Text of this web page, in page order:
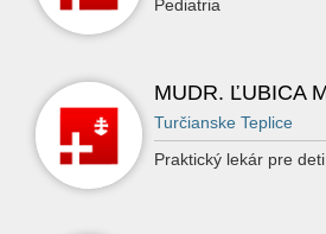
Pediatria
MUDR. ĽUBICA
Turčianske Teplice
Praktický lekár pre